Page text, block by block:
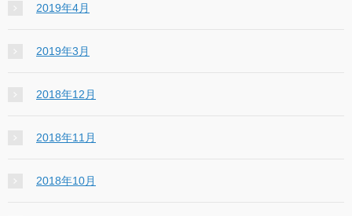
2019年4月
2019年3月
2018年12月
2018年11月
2018年10月